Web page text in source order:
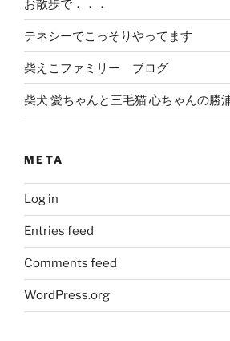
お散歩で．．．
テネシーでこっそりやってます
柴えこファミリー ブログ
柴犬 愛ちゃんと三毛猫 心ちゃんの勝
META
Log in
Entries feed
Comments feed
WordPress.org